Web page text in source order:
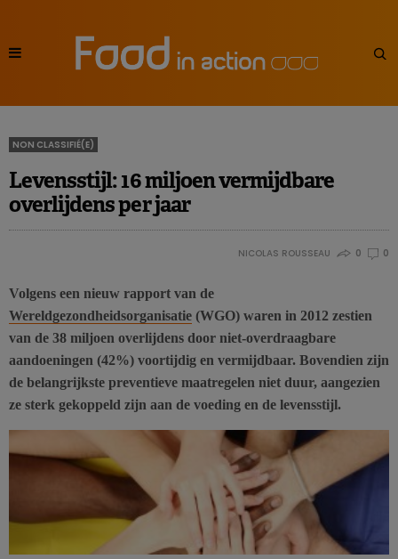
NON CLASSIFIÉ(E)
Levensstijl: 16 miljoen vermijdbare
overlijdens per jaar
NICOLAS ROUSSEAU 0 0
Volgens een nieuw rapport van de
Wereldgezondheidsorganisatie (WGO) waren in 2012 zestien
van de 38 miljoen overlijdens door niet-overdraagbare
aandoeningen (42%) voortijdig en vermijdbaar. Bovendien zijn
de belangrijkste preventieve maatregelen niet duur, aangezien
ze sterk gekoppeld zijn aan de voeding en de levensstijl.